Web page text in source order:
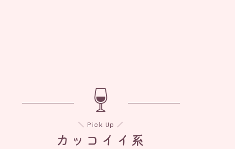
＼ Pick Up ／
カッコイイ系